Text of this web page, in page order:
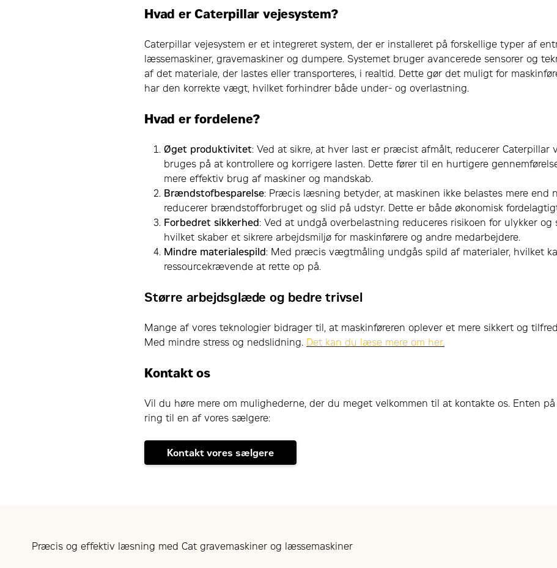
Hvad er Caterpillar vejesystem?
Caterpillar vejesystem er et integreret system, der er installeret på forskellige typer af
læssemaskiner, gravemaskiner og dumpere. Systemet bruger avancerede sensorer og
af det materiale, der lastes eller transporteres, i realtid. Dette gør det muligt for
har den korrekte vægt, hvilket forhindrer både under- og overlastning.
Hvad er fordelene?
Øget produktivitet: Ved at sikre, at hver last er præcist afmålt, reducerer Caterpillar
bruges på at kontrollere og korrigere lasten. Dette fører til en hurtigere
mere effektiv brug af maskiner og mandskab.
Brændstofbesparelse: Præcis læsning betyder, at maskinen ikke belastes mere end
reducerer brændstofforbruget og slid på udstyr. Dette er både økonomisk
Forbedret sikkerhed: Ved at undgå overbelastning reduceres risikoen for ulykker og
hvilket skaber et sikrere arbejdsmiljø for maskinførere og andre medarbejdere.
Mindre materialespild: Med præcis vægtmåling undgås spild af materialer, hvilket
ressourcekrævende at rette op på.
Større arbejdsglæde og bedre trivsel
Mange af vores teknologier bidrager til, at maskinføreren oplever et mere sikkert og
Med mindre stress og nedslidning. Det kan du læse mere om her.
Kontakt os
Vil du høre mere om mulighederne, der du meget velkommen til at kontakte os. Enten på
ring til en af vores sælgere:
Kontakt vores sælgere
Præcis og effektiv læsning med Cat gravemaskiner og læssemaskiner